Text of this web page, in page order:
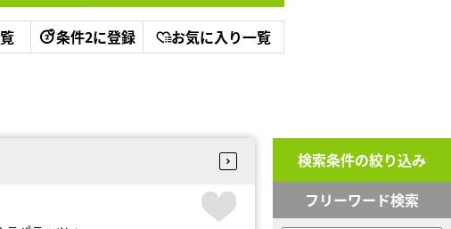
条件2に登録 お気に入り一覧
検索条件の絞り込み
フリーワード検索